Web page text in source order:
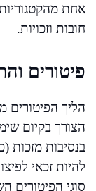
אחת
חובות וזכויות.
פיטורים
הליך הפיטורים
הצורך בקיום
בנסיבות מזכות
להיות זכאי
סוגי